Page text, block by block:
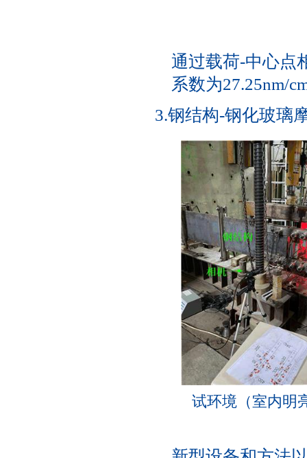
通过载荷-中心点
系数为27.25nm/
3.钢结构-钢化玻璃
试环境（室内明